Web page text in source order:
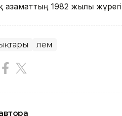
азаматтың 1982 жылы
Әлем